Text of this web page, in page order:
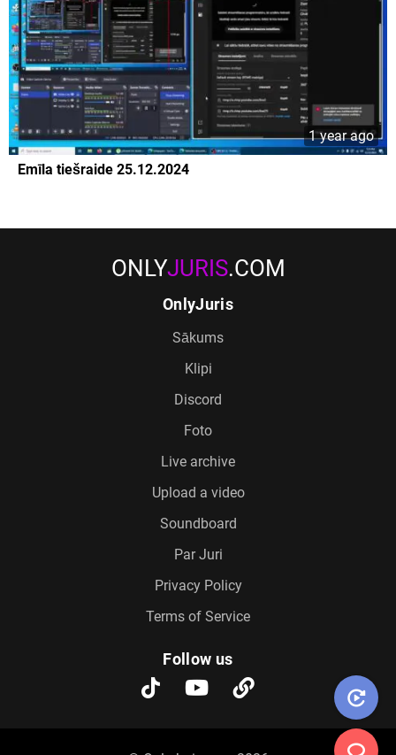
1 year ago
Emīla tiešraide 25.12.2024
ONLYJURIS.COM
OnlyJuris
Sākums
Klipi
Discord
Foto
Live archive
Upload a video
Soundboard
Par Juri
Privacy Policy
Terms of Service
Follow us